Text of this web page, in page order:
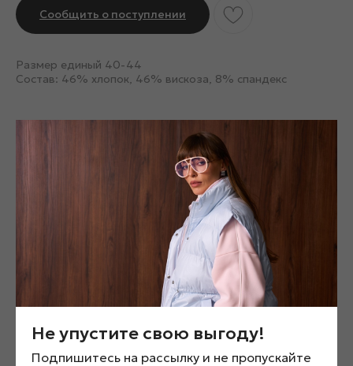
Сообщить о поступлении
Размер единый 40-44
Состав: 46% хлопок, 46% вискоза, 8% спандекс
Смотрите также
Не упустите свою выгоду!
Подпишитесь на рассылку и не пропускайте